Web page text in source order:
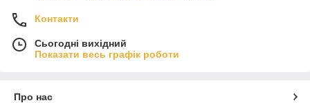
Контакти
Сьогодні вихідний
Показати весь графік роботи
Про нас